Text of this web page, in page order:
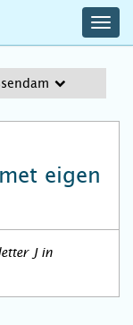
met eigen
J in